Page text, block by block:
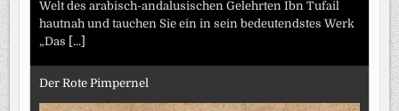
Welt des arabisch-andalusischen Gelehrten Ibn Tufail
hautnah und tauchen Sie ein in sein bedeutendstes Werk
„Das [...]
Der Rote Pimpernel